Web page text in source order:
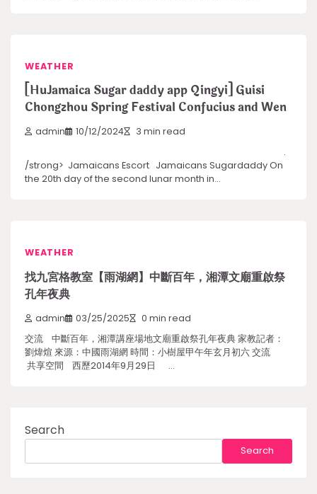
WEATHER
[HuJamaica Sugar daddy app Qingyi] Guisi
Chongzhou Spring Festival Confucius and Wen
admin 10/12/2024 3 min read
.
/strong> Jamaicans Escort Jamaicans Sugardaddy On
the 20th day of the second lunar month in…
WEATHER
找九宮格教室【雨湖網】中斷百年，湘潭文廟重啟祭
孔年夜典
admin 03/25/2025 0 min read
交流 中斷百年，湘潭講座場地文廟重啟祭孔年夜典 家教記者：
劉煒煊 來源：中國雨湖網 時間：小樹屋甲午年玄月初六 交流
共享空間 西歷2014年9月29日 …
Search
Search